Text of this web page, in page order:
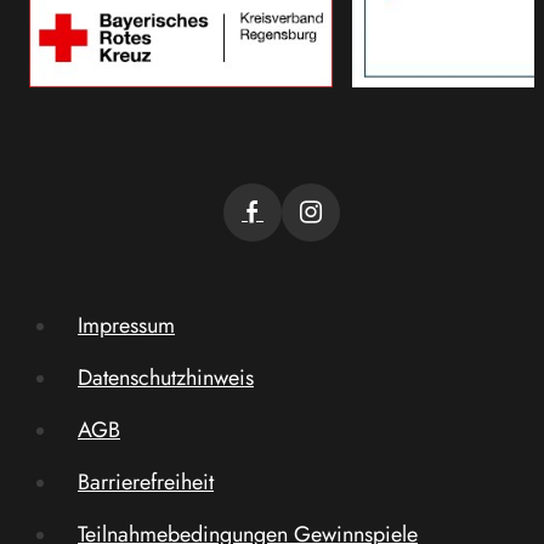
Impressum
Datenschutzhinweis
AGB
Barrierefreiheit
Teilnahmebedingungen Gewinnspiele